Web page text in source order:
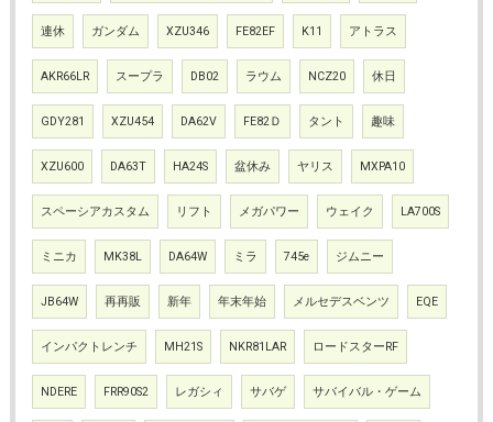
連休 ガンダム XZU346 FE82EF K11 アトラス
AKR66LR スープラ DB02 ラウム NCZ20 休日
GDY281 XZU454 DA62V FE82Ｄ タント 趣味
XZU600 DA63T HA24S 盆休み ヤリス MXPA10
スペーシアカスタム リフト メガパワー ウェイク LA700S
ミニカ MK38L DA64W ミラ 745e ジムニー
JB64W 再再販 新年 年末年始 メルセデスベンツ EQE
インパクトレンチ MH21S NKR81LAR ロードスターRF
NDERE FRR90S2 レガシィ サバゲ サバイバル・ゲーム